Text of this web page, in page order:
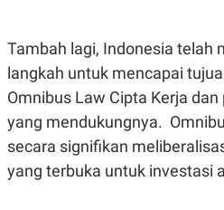
JARINGAN
O
N
T
A
A
R
E
S
S
E
Tambah lagi, Indonesia telah
langkah untuk mencapai
Omnibus Law Cipta Kerja
yang mendukungnya.
secara signifikan
yang terbuka untuk investasi